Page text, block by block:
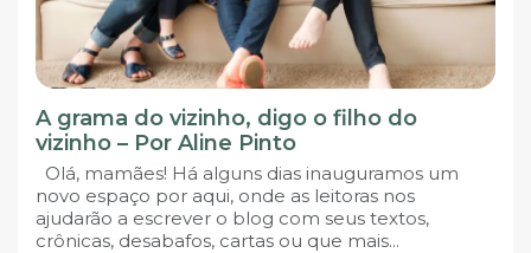
A grama do vizinho, digo o filho do
vizinho – Por Aline Pinto
Olá, mamães! Há alguns dias inauguramos um
novo espaço por aqui, onde as leitoras nos
ajudarão a escrever o blog com seus textos,
crônicas, desabafos, cartas ou que mais...